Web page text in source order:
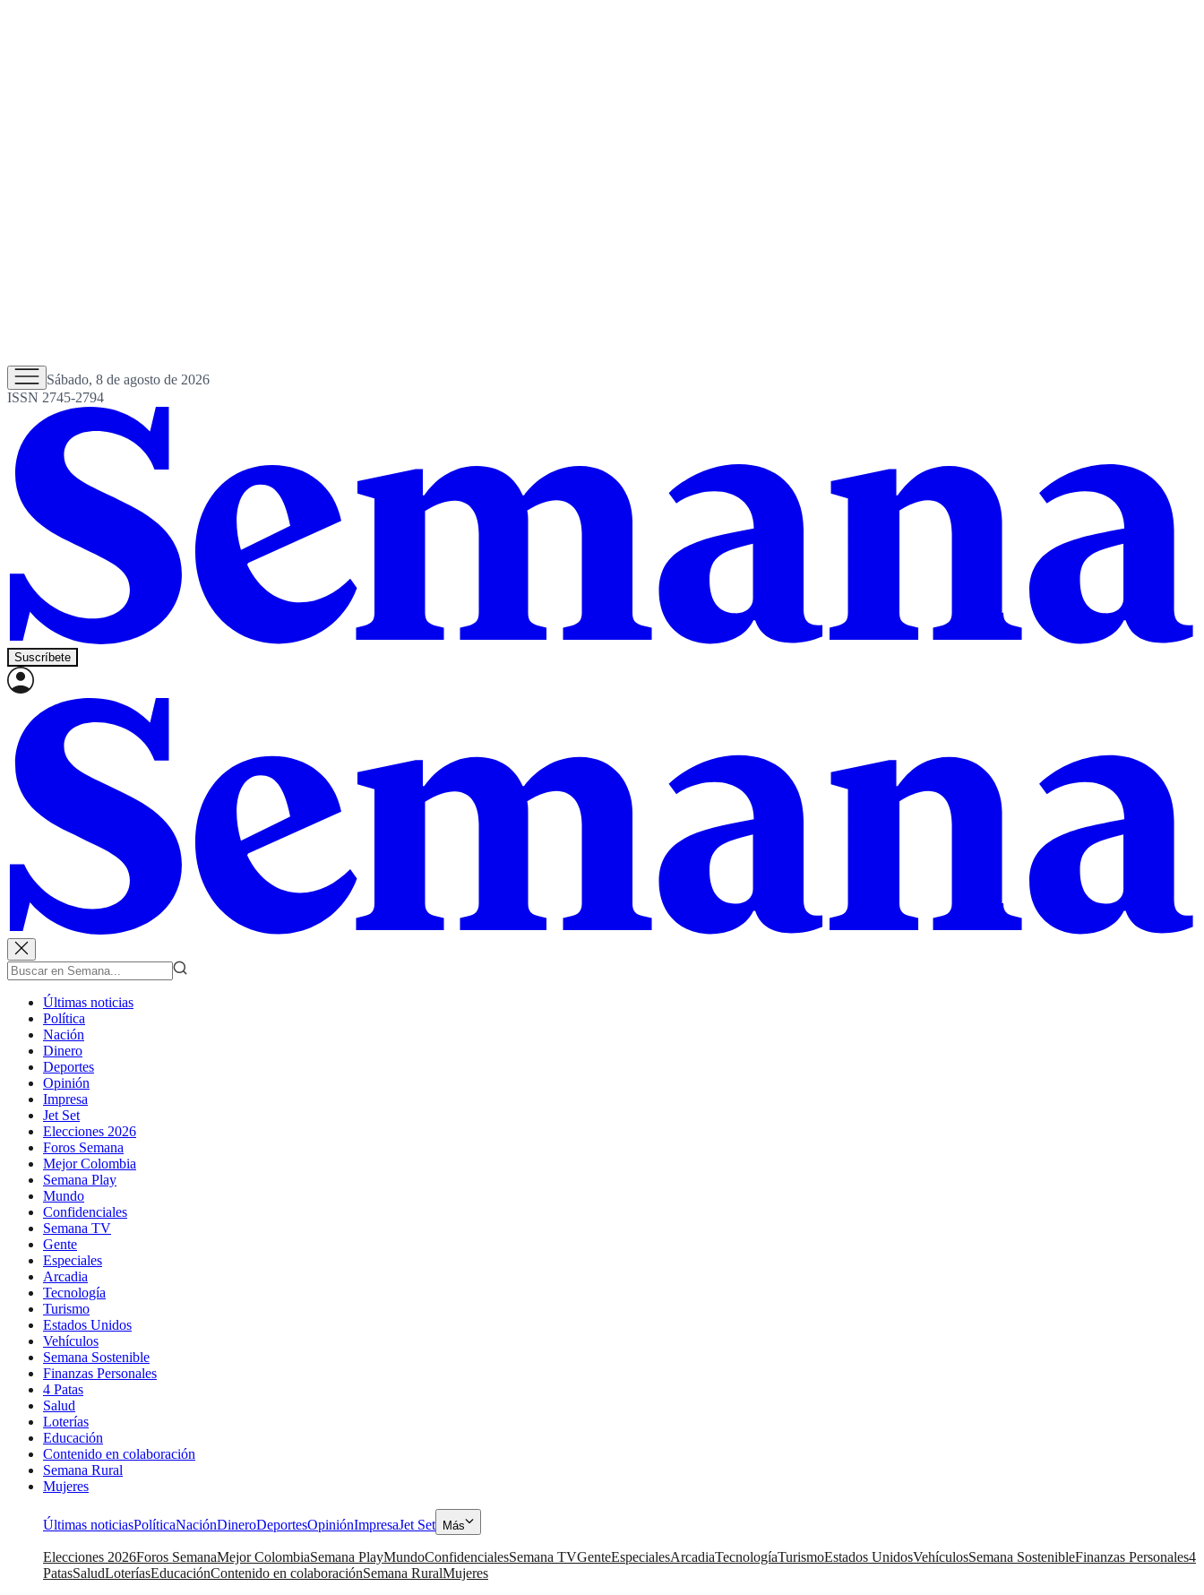
Sábado, 8 de agosto de 2026
ISSN 2745-2794
Suscríbete
Últimas noticias
Política
Nación
Dinero
Deportes
Opinión
Impresa
Jet Set
Elecciones 2026
Foros Semana
Mejor Colombia
Semana Play
Mundo
Confidenciales
Semana TV
Gente
Especiales
Arcadia
Tecnología
Turismo
Estados Unidos
Vehículos
Semana Sostenible
Finanzas Personales
4 Patas
Salud
Loterías
Educación
Contenido en colaboración
Semana Rural
Mujeres
Últimas noticiasPolíticaNaciónDineroDeportesOpiniónImpresaJet Set Más
Elecciones 2026Foros SemanaMejor ColombiaSemana PlayMundoConfidencialesSemana TVGenteEspecialesArcadiaTecnologíaTurismoEstados UnidosVehículosSemana SostenibleFinanzas Personales4
PatasSaludLoteríasEducaciónContenido en colaboraciónSemana RuralMujeres